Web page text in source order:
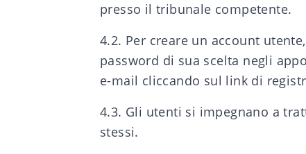
presso il tribunale competente.
4.2. Per creare un account
password di sua scelta negli
e-mail cliccando sul link di
4.3. Gli utenti si impegnano a
stessi.